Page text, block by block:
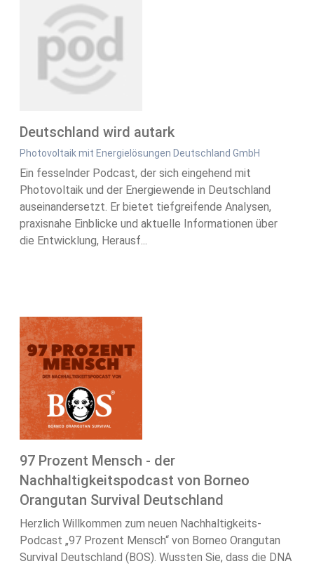
Deutschland wird autark
Photovoltaik mit Energielösungen Deutschland GmbH
Ein fesselnder Podcast, der sich eingehend mit
Photovoltaik und der Energiewende in Deutschland
auseinandersetzt. Er bietet tiefgreifende Analysen,
praxisnahe Einblicke und aktuelle Informationen über
die Entwicklung, Herausf...
97 Prozent Mensch - der
Nachhaltigkeitspodcast von Borneo
Orangutan Survival Deutschland
Herzlich Willkommen zum neuen Nachhaltigkeits-
Podcast „97 Prozent Mensch“ von Borneo Orangutan
Survival Deutschland (BOS). Wussten Sie, dass die DNA